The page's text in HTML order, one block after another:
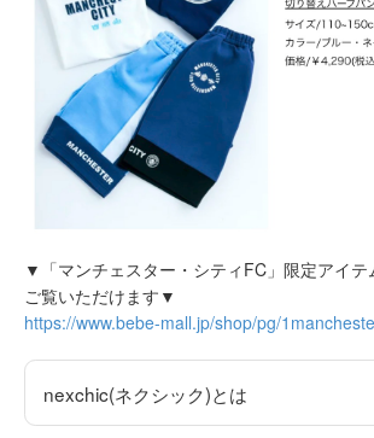
▼「マンチェスター・シティFC」限定アイテ
ご覧いただけます▼
https://www.bebe-mall.jp/shop/pg/
nexchic(ネクシック)とは